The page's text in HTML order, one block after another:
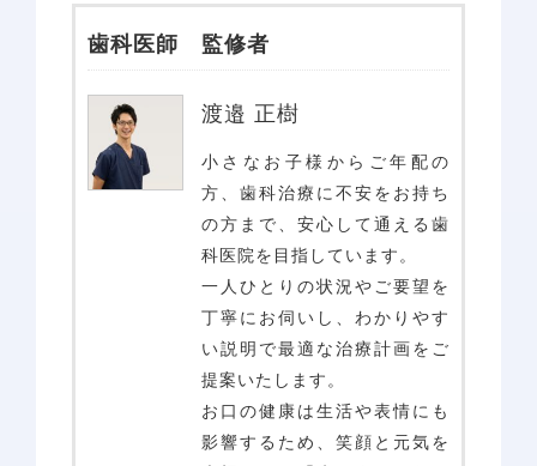
診療コンセプト
歯科医師 監修者
渡邉 正樹
小さなお子様からご年配の
方、歯科治療に不安をお持ち
の方まで、安心して通える歯
科医院を目指しています。
一人ひとりの状況やご要望を
丁寧にお伺いし、わかりやす
い説明で最適な治療計画をご
提案いたします。
お口の健康は生活や表情にも
影響するため、笑顔と元気を